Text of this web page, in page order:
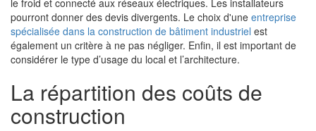
le froid et connecté aux réseaux électriques. Les installateurs
pourront donner des devis divergents. Le choix d'une entreprise
spécialisée dans la construction de bâtiment industriel est
également un critère à ne pas négliger. Enfin, il est important de
considérer le type d’usage du local et l’architecture.
La répartition des coûts de
construction